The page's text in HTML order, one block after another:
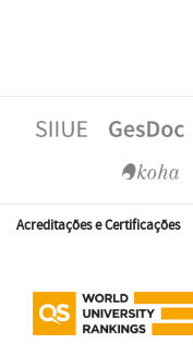
Acreditações e Certificações